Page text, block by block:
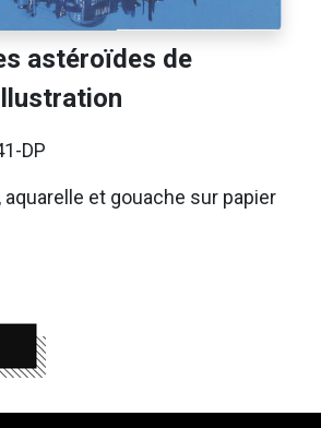
astéroïdes de
DP
aquarelle et gouache sur papier